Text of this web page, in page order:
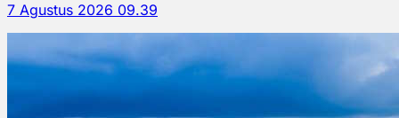
7 Agustus 2026 09.39